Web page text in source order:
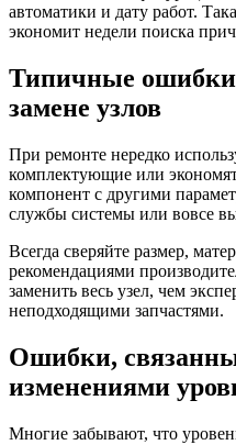
автоматики и дату работ.
экономит недели поиска
Типичные ошибки
замене узлов
При ремонте нередко
комплектующие или
компонент с другими
службы системы или вовсе
Всегда сверяйте размер,
рекомендациями
заменить весь узел, чем
неподходящими запчастями.
Ошибки,
изменениями
Многие забывают, что